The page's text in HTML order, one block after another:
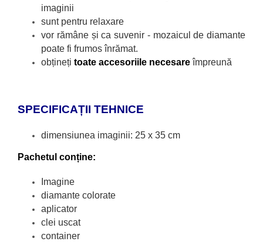
imaginii
sunt pentru relaxare
vor rămâne și ca suvenir - mozaicul de diamante
poate fi frumos înrămat.
obțineți toate accesoriile necesareîmpreună
SPECIFICAȚII TEHNICE
dimensiunea imaginii: 25 x 35 cm
Pachetul conține:
Imagine
diamante colorate
aplicator
clei uscat
container